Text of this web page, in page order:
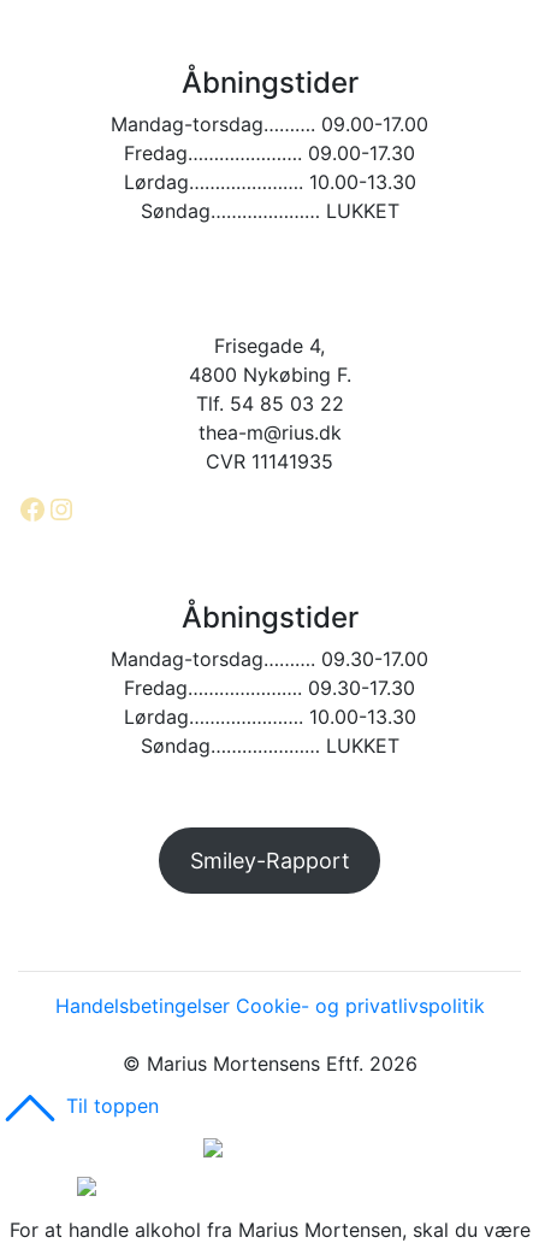
Åbningstider
Mandag-torsdag………. 09.00-17.00
Fredag…………………. 09.00-17.30
Lørdag…………………. 10.00-13.30
Søndag………………… LUKKET
Frisegade 4,
4800 Nykøbing F.
Tlf. 54 85 03 22
thea-m@rius.dk
CVR 11141935
Facebook
Instagram
Åbningstider
Mandag-torsdag………. 09.30-17.00
Fredag…………………. 09.30-17.30
Lørdag…………………. 10.00-13.30
Søndag………………… LUKKET
Smiley-Rapport
Handelsbetingelser Cookie- og privatlivspolitik
© Marius Mortensens Eftf. 2026
Til toppen
For at handle alkohol fra Marius Mortensen, skal du være